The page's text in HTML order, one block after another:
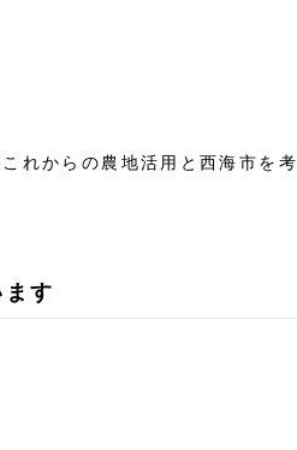
れからの農地活用と西海市を考
す